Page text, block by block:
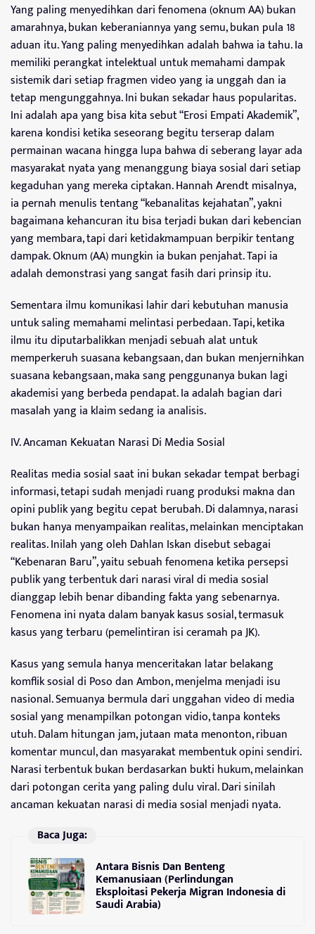
Yang paling menyedihkan dari fenomena (oknum AA) bukan
amarahnya, bukan keberaniannya yang semu, bukan pula 18
aduan itu. Yang paling menyedihkan adalah bahwa ia tahu. Ia
memiliki perangkat intelektual untuk memahami dampak
sistemik dari setiap fragmen video yang ia unggah dan ia
tetap mengunggahnya. Ini bukan sekadar haus popularitas.
Ini adalah apa yang bisa kita sebut “Erosi Empati Akademik”,
karena kondisi ketika seseorang begitu terserap dalam
permainan wacana hingga lupa bahwa di seberang layar ada
masyarakat nyata yang menanggung biaya sosial dari setiap
kegaduhan yang mereka ciptakan. Hannah Arendt misalnya,
ia pernah menulis tentang “kebanalitas kejahatan”, yakni
bagaimana kehancuran itu bisa terjadi bukan dari kebencian
yang membara, tapi dari ketidakmampuan berpikir tentang
dampak. Oknum (AA) mungkin ia bukan penjahat. Tapi ia
adalah demonstrasi yang sangat fasih dari prinsip itu.
Sementara ilmu komunikasi lahir dari kebutuhan manusia
untuk saling memahami melintasi perbedaan. Tapi, ketika
ilmu itu diputarbalikkan menjadi sebuah alat untuk
memperkeruh suasana kebangsaan, dan bukan menjernihkan
suasana kebangsaan, maka sang penggunanya bukan lagi
akademisi yang berbeda pendapat. Ia adalah bagian dari
masalah yang ia klaim sedang ia analisis.
IV. Ancaman Kekuatan Narasi Di Media Sosial
Realitas media sosial saat ini bukan sekadar tempat berbagi
informasi, tetapi sudah menjadi ruang produksi makna dan
opini publik yang begitu cepat berubah. Di dalamnya, narasi
bukan hanya menyampaikan realitas, melainkan menciptakan
realitas. Inilah yang oleh Dahlan Iskan disebut sebagai
“Kebenaran Baru”, yaitu sebuah fenomena ketika persepsi
publik yang terbentuk dari narasi viral di media sosial
dianggap lebih benar dibanding fakta yang sebenarnya.
Fenomena ini nyata dalam banyak kasus sosial, termasuk
kasus yang terbaru (pemelintiran isi ceramah pa JK).
Kasus yang semula hanya menceritakan latar belakang
komflik sosial di Poso dan Ambon, menjelma menjadi isu
nasional. Semuanya bermula dari unggahan video di media
sosial yang menampilkan potongan vidio, tanpa konteks
utuh. Dalam hitungan jam, jutaan mata menonton, ribuan
komentar muncul, dan masyarakat membentuk opini sendiri.
Narasi terbentuk bukan berdasarkan bukti hukum, melainkan
dari potongan cerita yang paling dulu viral. Dari sinilah
ancaman kekuatan narasi di media sosial menjadi nyata.
Baca Juga:
Antara Bisnis Dan Benteng
Kemanusiaan (Perlindungan
Eksploitasi Pekerja Migran Indonesia di
Saudi Arabia)